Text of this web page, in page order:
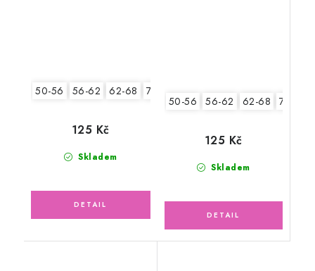
50-56 56-62 62-68 74-86
Skladem
125 Kč
50-56 56-62 62-68 74-86
Skladem
125 Kč